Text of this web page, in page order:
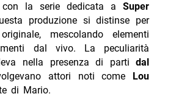
2026 Far Away cresce più di
2026 Oppenheimer vince prima
giovedì 6 agosto 2026 prima
con la serie dedicata aSuper
produzione si distinse per
mescolando elementi
dal vivo. La peculiarità
nella presenza di partidal
attori noti come
Lou
di Mario.